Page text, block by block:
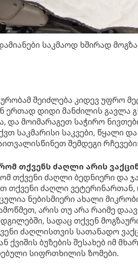
საკმაოდ ხშირად
შეიძლება კიდევ უფრო
ერთად დიდი მანძილის გავლა
და მოიმარაგეთ საჭირო
საკმარისი საკვები, წყალი
შემდეგი რჩევები:
თქვენს ძაღლი არის
თქვენი ძაღლი ბედნიერი და
თქვენი ძაღლი
ნებისმიერი ახალი
არის თუ არა რაიმე
სადაც თქვენ
ძაღლისთვის სათანადო
ქვიშის ბუზების შესახებ იმ
სიფრთხილის ზომები.